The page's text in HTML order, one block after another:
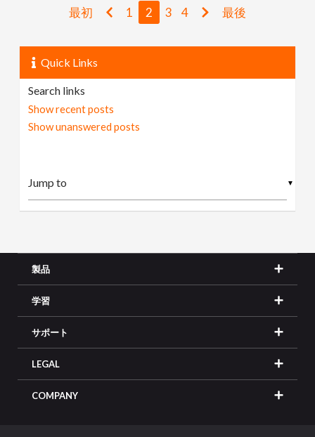
最初 1 2 3 4 最後
Quick Links
Search links
Show recent posts
Show unanswered posts
▼
製品
学習
サポート
LEGAL
COMPANY